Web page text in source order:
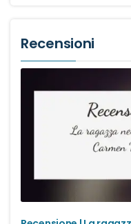
Recensioni